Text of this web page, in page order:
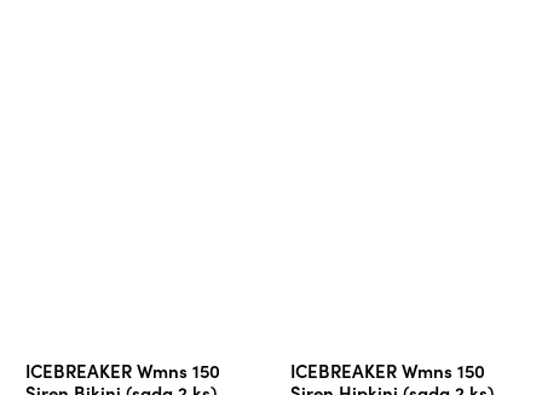
ICEBREAKER Wmns 150
ICEBREAKER Wmns 150